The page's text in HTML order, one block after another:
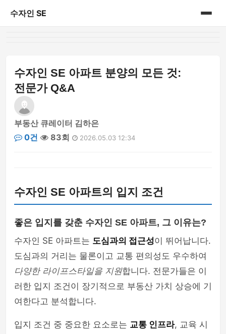
수자인 SE
수자인 SE 아파트 분양의 모든 것:
전문가 Q&A
부동산 큐레이터 김하은
0건
83회 2026.05.03 12:34
수자인 SE 아파트의 입지 조건
좋은 입지를 갖춘 수자인 SE 아파트, 그 이유는?
수자인 SE 아파트는 도심과의 접근성이 뛰어납니다.
도심과의 거리는 물론이고 교통 편의성도 우수하여
다양한 라이프스타일을 지원합니다. 전문가들은 이
러한 입지 조건이 장기적으로 부동산 가치 상승에 기
여한다고 분석합니다.
입지 조건 중 중요한 요소로는 교통 인프라, 교육 시